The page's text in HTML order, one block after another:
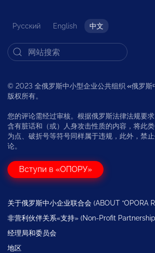
Русский English 中文
© 2023 全俄罗斯中小型企业公共组织 «俄罗斯
版权所有。
您的评论需经过审核。根据俄罗斯法律法规要
含有脏话和（或）人身攻击性质的内容，将此
为点、破折号等符号同样属于违规，此外，禁
论。
Вступи в «ОПОРУ»
关于俄罗斯中小企业联合会 (ABOUT “OPORA
非营利伙伴关系«支持» (Non-Profit Partnership
经理局和委员会
地区